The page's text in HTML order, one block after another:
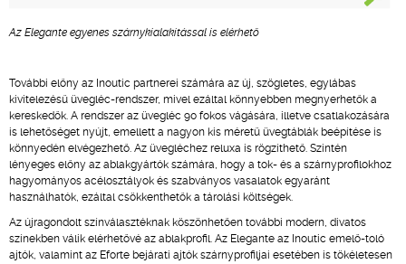
Az Elegante egyenes szárnykialakítással is elérhető
További előny az Inoutic partnerei számára az új, szögletes, egylábas
kivitelezésű üvegléc-rendszer, mivel ezáltal könnyebben megnyerhetők a
kereskedők. A rendszer az üvegléc 90 fokos vágására, illetve csatlakozására
is lehetőséget nyújt, emellett a nagyon kis méretű üvegtáblák beépítése is
könnyedén elvégezhető. Az üvegléchez reluxa is rögzíthető. Szintén
lényeges előny az ablakgyártók számára, hogy a tok- és a szárnyprofilokhoz
hagyományos acélosztályok és szabványos vasalatok egyaránt
használhatók, ezáltal csökkenthetők a tárolási költségek.
Az újragondolt színválasztéknak köszönhetően további modern, divatos
színekben válik elérhetővé az ablakprofil. Az Elegante az Inoutic emelő-toló
ajtók, valamint az Eforte bejárati ajtók szárnyprofiljai esetében is tökéletesen